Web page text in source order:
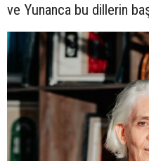
ve Yunanca bu dillerin